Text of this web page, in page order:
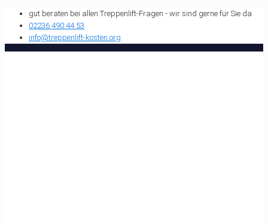
gut beraten bei allen Treppenlift-Fragen - wir sind gerne für Sie da
02236 490 44 53
info@treppenlift-kosten.org